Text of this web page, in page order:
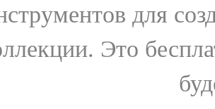
для
Это